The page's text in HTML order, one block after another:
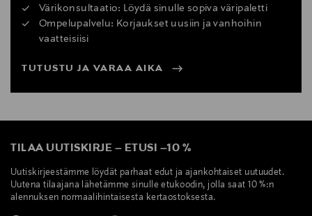
Värikonsultaatio: Löydä sinulle sopiva väripaletti
Ompelupalvelu: Korjaukset uusiin ja vanhoihin
vaatteisiisi
TUTUSTU JA VARAA AIKA
TILAA UUTISKIRJE – ETUSI –10 %
Uutiskirjeestämme löydät parhaat edut ja ajankohtaiset uutuudet.
Uutena tilaajana lähetämme sinulle etukoodin, jolla saat 10 %:n
alennuksen normaalihintaisesta kertaostoksesta.